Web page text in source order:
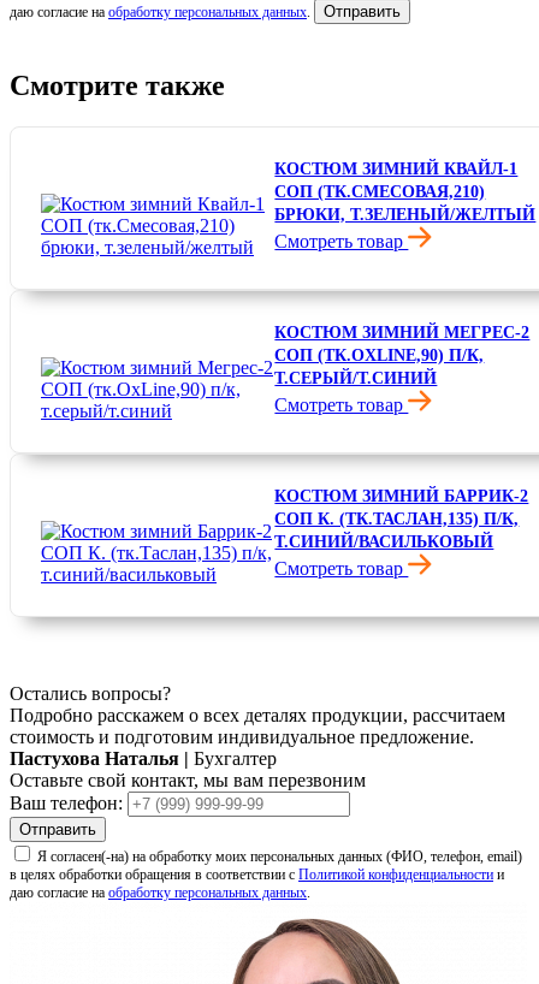
даю согласие на обработку персональных данных. Отправить
Смотрите также
КОСТЮМ ЗИМНИЙ КВАЙЛ-1
СОП (ТК.СМЕСОВАЯ,210)
БРЮКИ, Т.ЗЕЛЕНЫЙ/ЖЕЛТЫЙ
Смотреть товар
КОСТЮМ ЗИМНИЙ МЕГРЕС-2
СОП (ТК.OXLINE,90) П/К,
Т.СЕРЫЙ/Т.СИНИЙ
Смотреть товар
КОСТЮМ ЗИМНИЙ БАРРИК-2
СОП К. (ТК.ТАСЛАН,135) П/К,
Т.СИНИЙ/ВАСИЛЬКОВЫЙ
Смотреть товар
Остались вопросы?
Подробно расскажем о всех деталях продукции, рассчитаем
стоимость и подготовим индивидуальное предложение.
Пастухова Наталья | Бухгалтер
Оставьте свой контакт, мы вам перезвоним
Ваш телефон:
Отправить
Я согласен(-на) на обработку моих персональных данных (ФИО, телефон, email)
в целях обработки обращения в соответствии с Политикой конфиденциальности и
даю согласие на обработку персональных данных.